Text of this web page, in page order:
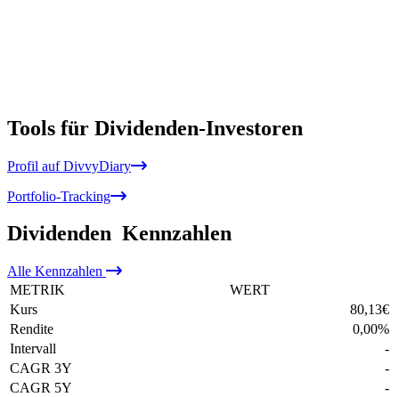
Tools für Dividenden-Investoren
Profil auf DivvyDiary
Portfolio-Tracking
Dividenden Kennzahlen
Alle Kennzahlen
METRIK
WERT
Kurs
80,13€
Rendite
0,00%
Intervall
-
CAGR 3Y
-
CAGR 5Y
-